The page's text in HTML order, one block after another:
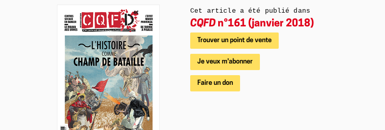
Cet article a été publié dans
CQFD n°161 (janvier 2018)
Trouver un point de vente
Je veux m'abonner
Faire un don